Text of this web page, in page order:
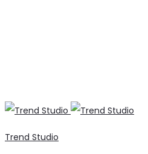
Trend Studio